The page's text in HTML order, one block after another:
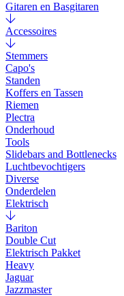
Gitaren en Basgitaren
Accessoires
Stemmers
Capo's
Standen
Koffers en Tassen
Riemen
Plectra
Onderhoud
Tools
Slidebars and Bottlenecks
Luchtbevochtigers
Diverse
Onderdelen
Elektrisch
Bariton
Double Cut
Elektrisch Pakket
Heavy
Jaguar
Jazzmaster